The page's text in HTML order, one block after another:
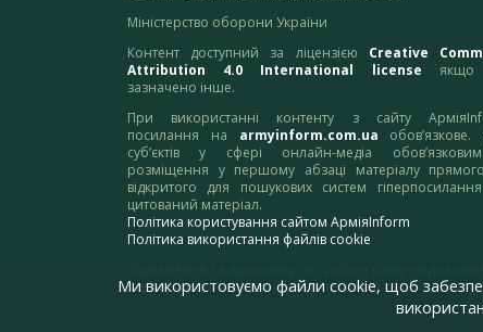
Міністерство оборони України
Контент доступний за ліцензією Creative
Attribution 4.0 International license якщо
зазначено інше.
При використанні контенту з сайту
посилання на armyinform.com.ua обов’язкове.
суб’єктів у сфері онлайн-медіа
розміщення у першому абзаці матеріалу
відкритого для пошукових систем
цитований матеріал.
Політика користування сайтом АрміяInform
Політика використання файлів cookie
адресу:webmaster@armyinform.com.ua
Ми використовуємо файли cookie, щоб